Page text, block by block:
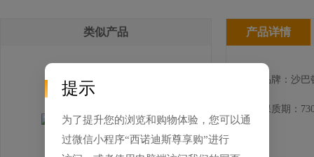
类似产品 产品详情
品牌：沙巴
保质期：
提示
为了提升您的浏览和购物体验，您可以通
过微信小程序“西诺迪斯尊享购”进行